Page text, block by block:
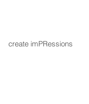
create imPRessions